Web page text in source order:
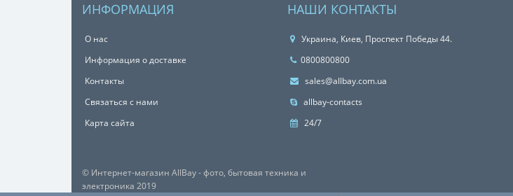
ИНФОРМАЦИЯ
О нас
Информация о доставке
Контакты
Связаться с нами
Карта сайта
НАШИ КОНТАКТЫ
Украина, Киев, Проспект Победы 44.
0800800800
sales@allbay.com.ua
allbay-contacts
24/7
© Интернет-магазин AllBay - фото, бытовая техника и
электроника 2019